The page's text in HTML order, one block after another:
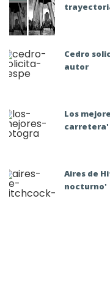
Cedro
autor
Los
carretera'
Aires de
nocturno'